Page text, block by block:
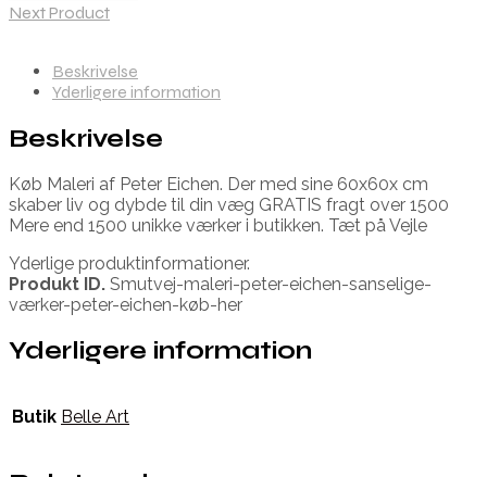
Next Product
Beskrivelse
Yderligere information
Beskrivelse
Køb Maleri af Peter Eichen. Der med sine 60x60x cm
skaber liv og dybde til din væg GRATIS fragt over 1500
Mere end 1500 unikke værker i butikken. Tæt på Vejle
Yderlige produktinformationer.
Produkt ID. Smutvej-maleri-peter-eichen-sanselige-
værker-peter-eichen-køb-her
Yderligere information
Butik Belle Art